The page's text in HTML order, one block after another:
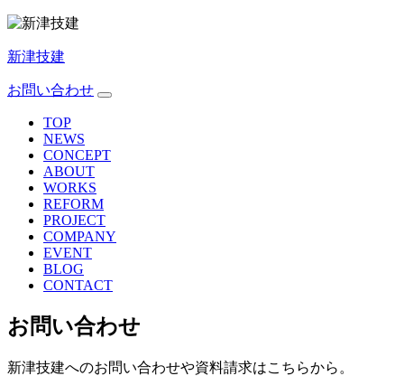
新津技建
お問い合わせ
TOP
NEWS
CONCEPT
ABOUT
WORKS
REFORM
PROJECT
COMPANY
EVENT
BLOG
CONTACT
お問い合わせ
新津技建へのお問い合わせや資料請求はこちらから。